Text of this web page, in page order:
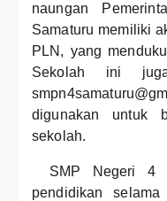
naungan
Samaturu memiliki
PLN, yang
Sekolah ini
digunakan untuk
sekolah.
SMP Negeri 4
pendidikan